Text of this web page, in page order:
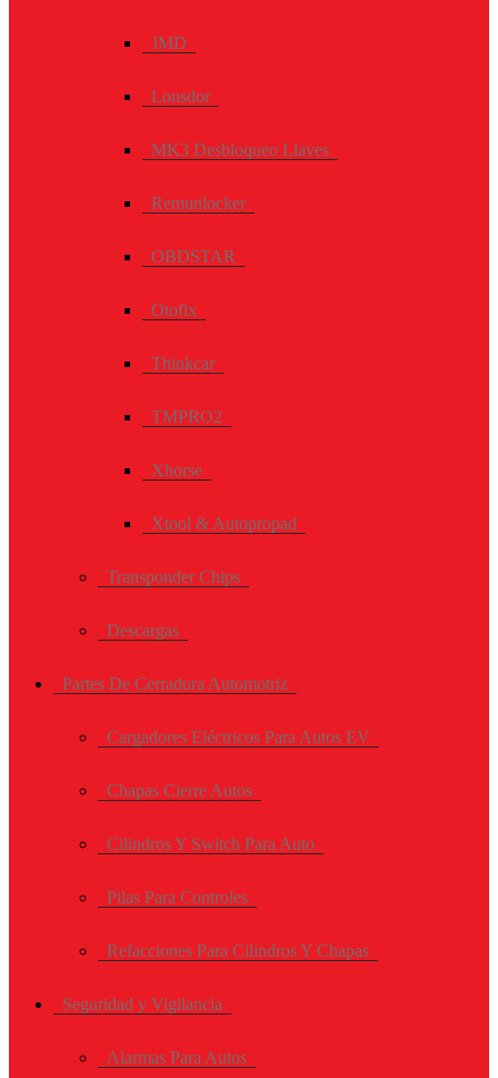
JMD
Lonsdor
MK3 Desbloqueo Llaves
Remunlocker
OBDSTAR
Otofix
Thinkcar
TMPRO2
Xhorse
Xtool & Autopropad
Transponder Chips
Descargas
Partes De Cerradura Automotriz
Cargadores Eléctricos Para Autos EV
Chapas Cierre Autos
Cilindros Y Switch Para Auto
Pilas Para Controles
Refacciones Para Cilindros Y Chapas
Seguridad y Vigilancia
Alarmas Para Autos